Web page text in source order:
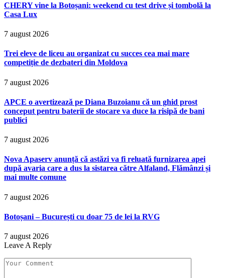
CHERY vine la Botoșani: weekend cu test drive și tombolă la
Casa Lux
7 august 2026
Trei eleve de liceu au organizat cu succes cea mai mare
competiție de dezbateri din Moldova
7 august 2026
APCE o avertizează pe Diana Buzoianu că un ghid prost
conceput pentru baterii de stocare va duce la risipă de bani
publici
7 august 2026
Nova Apaserv anunță că astăzi va fi reluată furnizarea apei
după avaria care a dus la sistarea către Alfaland, Flămânzi și
mai multe comune
7 august 2026
Botoșani – București cu doar 75 de lei la RVG
7 august 2026
Leave A Reply